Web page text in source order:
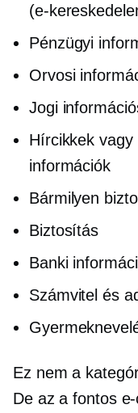
(e-
Pénzügyi
Orvosi
Jogi
Hírcikkek vagy
információk
Bármilyen
Biztosítás
Banki
Számvitel és
Ez nem a
De az a fontos